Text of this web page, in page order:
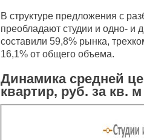
В структуре предложения с
преобладают студии и одно- и
составили 59,8% рынка,
16,1% от общего объема.
Динамика средней
квартир, руб. за кв. м